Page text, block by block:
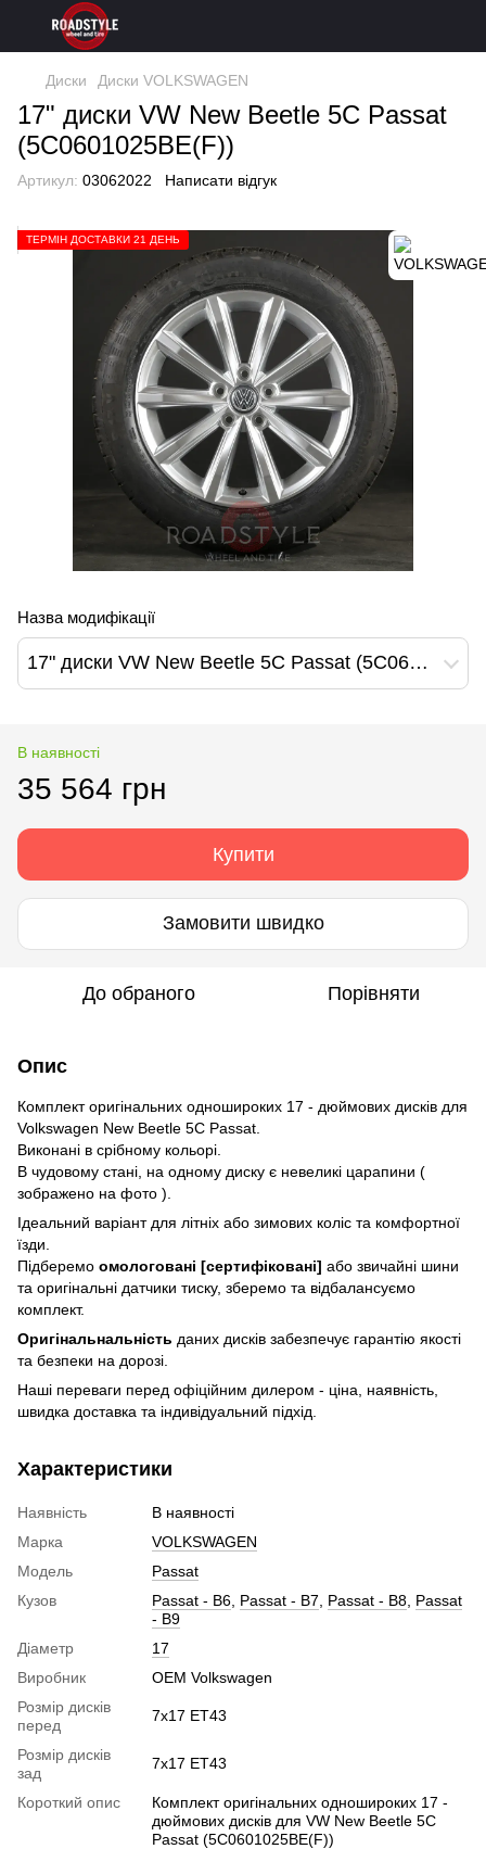
Диски Диски VOLKSWAGEN
17" диски VW New Beetle 5C Passat
(5C0601025BE(F))
Артикул: 03062022 Написати відгук
ТЕРМІН ДОСТАВКИ 21 ДЕНЬ
Назва модифікації
17" диски VW New Beetle 5C Passat (5C0601025BE(F))
В наявності
35 564 грн
Купити
Замовити швидко
До обраного Порівняти
Опис
Комплект оригінальних одношироких 17 - дюймових дисків для
Volkswagen New Beetle 5C Passat.
Виконані в срібному кольорі.
В чудовому стані, на одному диску є невеликі царапини (
зображено на фото ).
Ідеальний варіант для літніх або зимових коліс та комфортної
їзди.
Підберемо омологовані [сертифіковані] або звичайні шини
та оригінальні датчики тиску, зберемо та відбалансуємо
комплект.
Оригінальнальність даних дисків забезпечує гарантію якості
та безпеки на дорозі.
Наші переваги перед офіційним дилером - ціна, наявність,
швидка доставка та індивідуальний підхід.
Характеристики
Наявність
В наявності
Марка
VOLKSWAGEN
Модель
Passat
Кузов
Passat - B6 Passat - B7 Passat - B8 Passat
- B9
Діаметр
17
Виробник
OEM Volkswagen
Розмір дисків
перед
7x17 ET43
Розмір дисків
зад
7x17 ET43
Короткий опис
Комплект оригінальних одношироких 17 -
дюймових дисків для VW New Beetle 5C
Passat (5C0601025BE(F))